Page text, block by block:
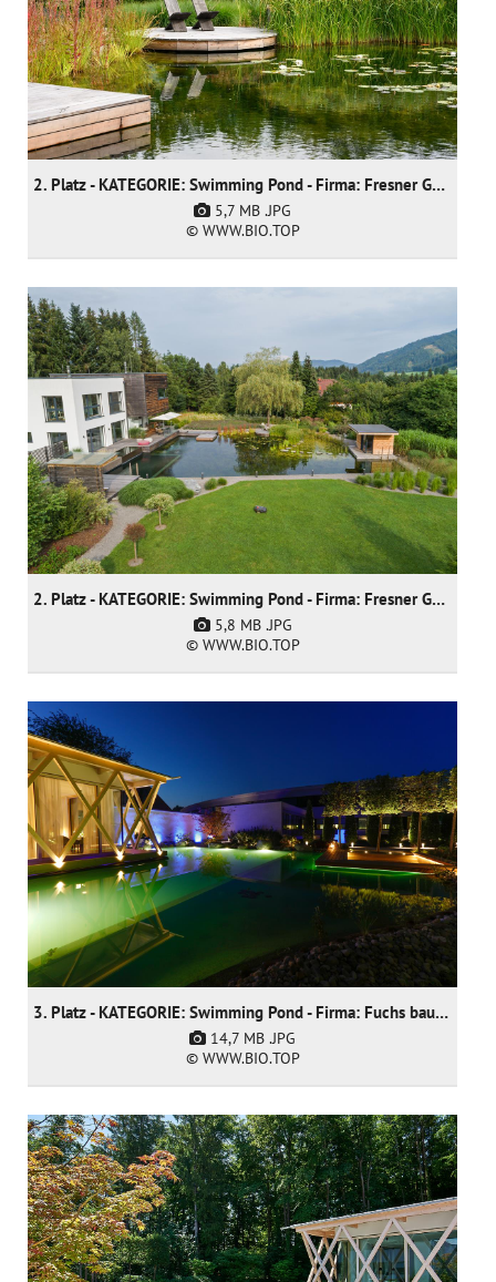
2. Platz - KATEGORIE: Swimming Pond - Firma: Fresner Garten und Landschaftsbau GmbH
5,7 MB .JPG
© WWW.BIO.TOP
2. Platz - KATEGORIE: Swimming Pond - Firma: Fresner Garten und Landschaftsbau GmbH
5,8 MB .JPG
© WWW.BIO.TOP
3. Platz - KATEGORIE: Swimming Pond - Firma: Fuchs baut Gärten GmbH
14,7 MB .JPG
© WWW.BIO.TOP